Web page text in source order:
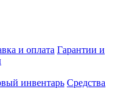
и оплата Гарантии и
инвентарь Средства